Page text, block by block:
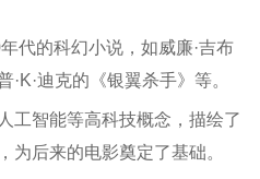
代的科幻小说，如威廉·吉布
迪克的《银翼杀手》等。
工智能等高科技概念，描绘了
为后来的电影奠定了基础。